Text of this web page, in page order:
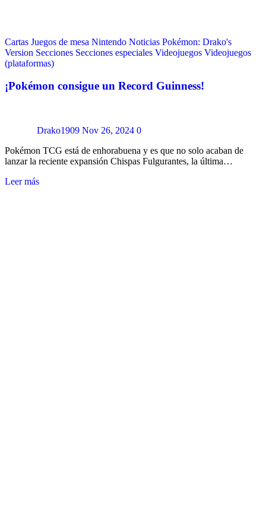
Cartas Juegos de mesa Nintendo Noticias Pokémon: Drako's
Version Secciones Secciones especiales Videojuegos Videojuegos
(plataformas)
¡Pokémon consigue un Record Guinness!
Drako1909 Nov 26, 2024 0
Pokémon TCG está de enhorabuena y es que no solo acaban de
lanzar la reciente expansión Chispas Fulgurantes, la última…
Leer más